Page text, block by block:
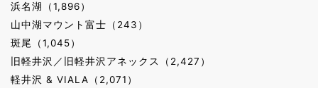
浜名湖（1,896）
山中湖マウント富士（243）
斑尾（1,045）
旧軽井沢／旧軽井沢アネックス（2,427）
軽井沢 & VIALA（2,071）